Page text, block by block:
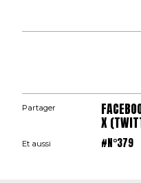
Partager
X
Et aussi #N°379